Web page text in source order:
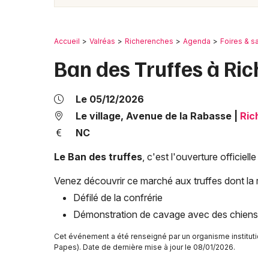
Accueil Valréas Richerenches Agenda Foires &
Ban des Truffes à
Le 05/12/2026
Le village, Avenue de la Rabasse
NC
Le Ban des truffes, c'est l'ouverture
Venez découvrir ce marché aux truffes dont la
Défilé de la confrérie
Démonstration de cavage avec des
Cet événement a été renseigné par un organisme
Papes). Date de dernière mise à jour le 08/01/2026.